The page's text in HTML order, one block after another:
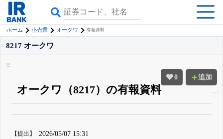
ホーム 小売業 オークワ 有報資料
0 追加
8217 オークワ
オークワ（8217）の有報資料
詳しく見られる無料でβ版をはじめる
【提出】 2026/05/07 15:31